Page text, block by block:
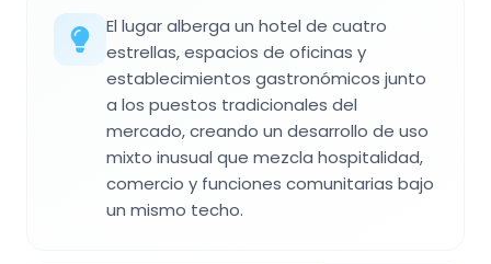
El lugar alberga un hotel de cuatro
estrellas, espacios de oficinas y
establecimientos gastronómicos junto
a los puestos tradicionales del
mercado, creando un desarrollo de uso
mixto inusual que mezcla hospitalidad,
comercio y funciones comunitarias bajo
un mismo techo.